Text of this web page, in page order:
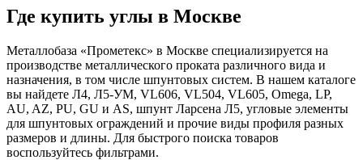
Где купить углы в Москве
Металлобаза «Прометекс» в Москве специализируется на
производстве металлического проката различного вида и
назначения, в том числе шпунтовых систем. В нашем каталоге
вы найдете Л4, Л5-УМ, VL606, VL504, VL605, Omega, LP,
AU, AZ, PU, GU и AS, шпунт Ларсена Л5, угловые элементы
для шпунтовых ограждений и прочие виды профиля разных
размеров и длины. Для быстрого поиска товаров
воспользуйтесь фильтрами.